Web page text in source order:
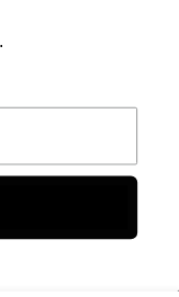
VARTOTOJAMS.
CigsLT.app